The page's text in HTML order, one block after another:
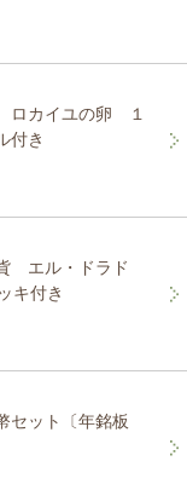
ロカイユの卵 １
付き
エル・ドラド
キ付き
セット〔年銘板